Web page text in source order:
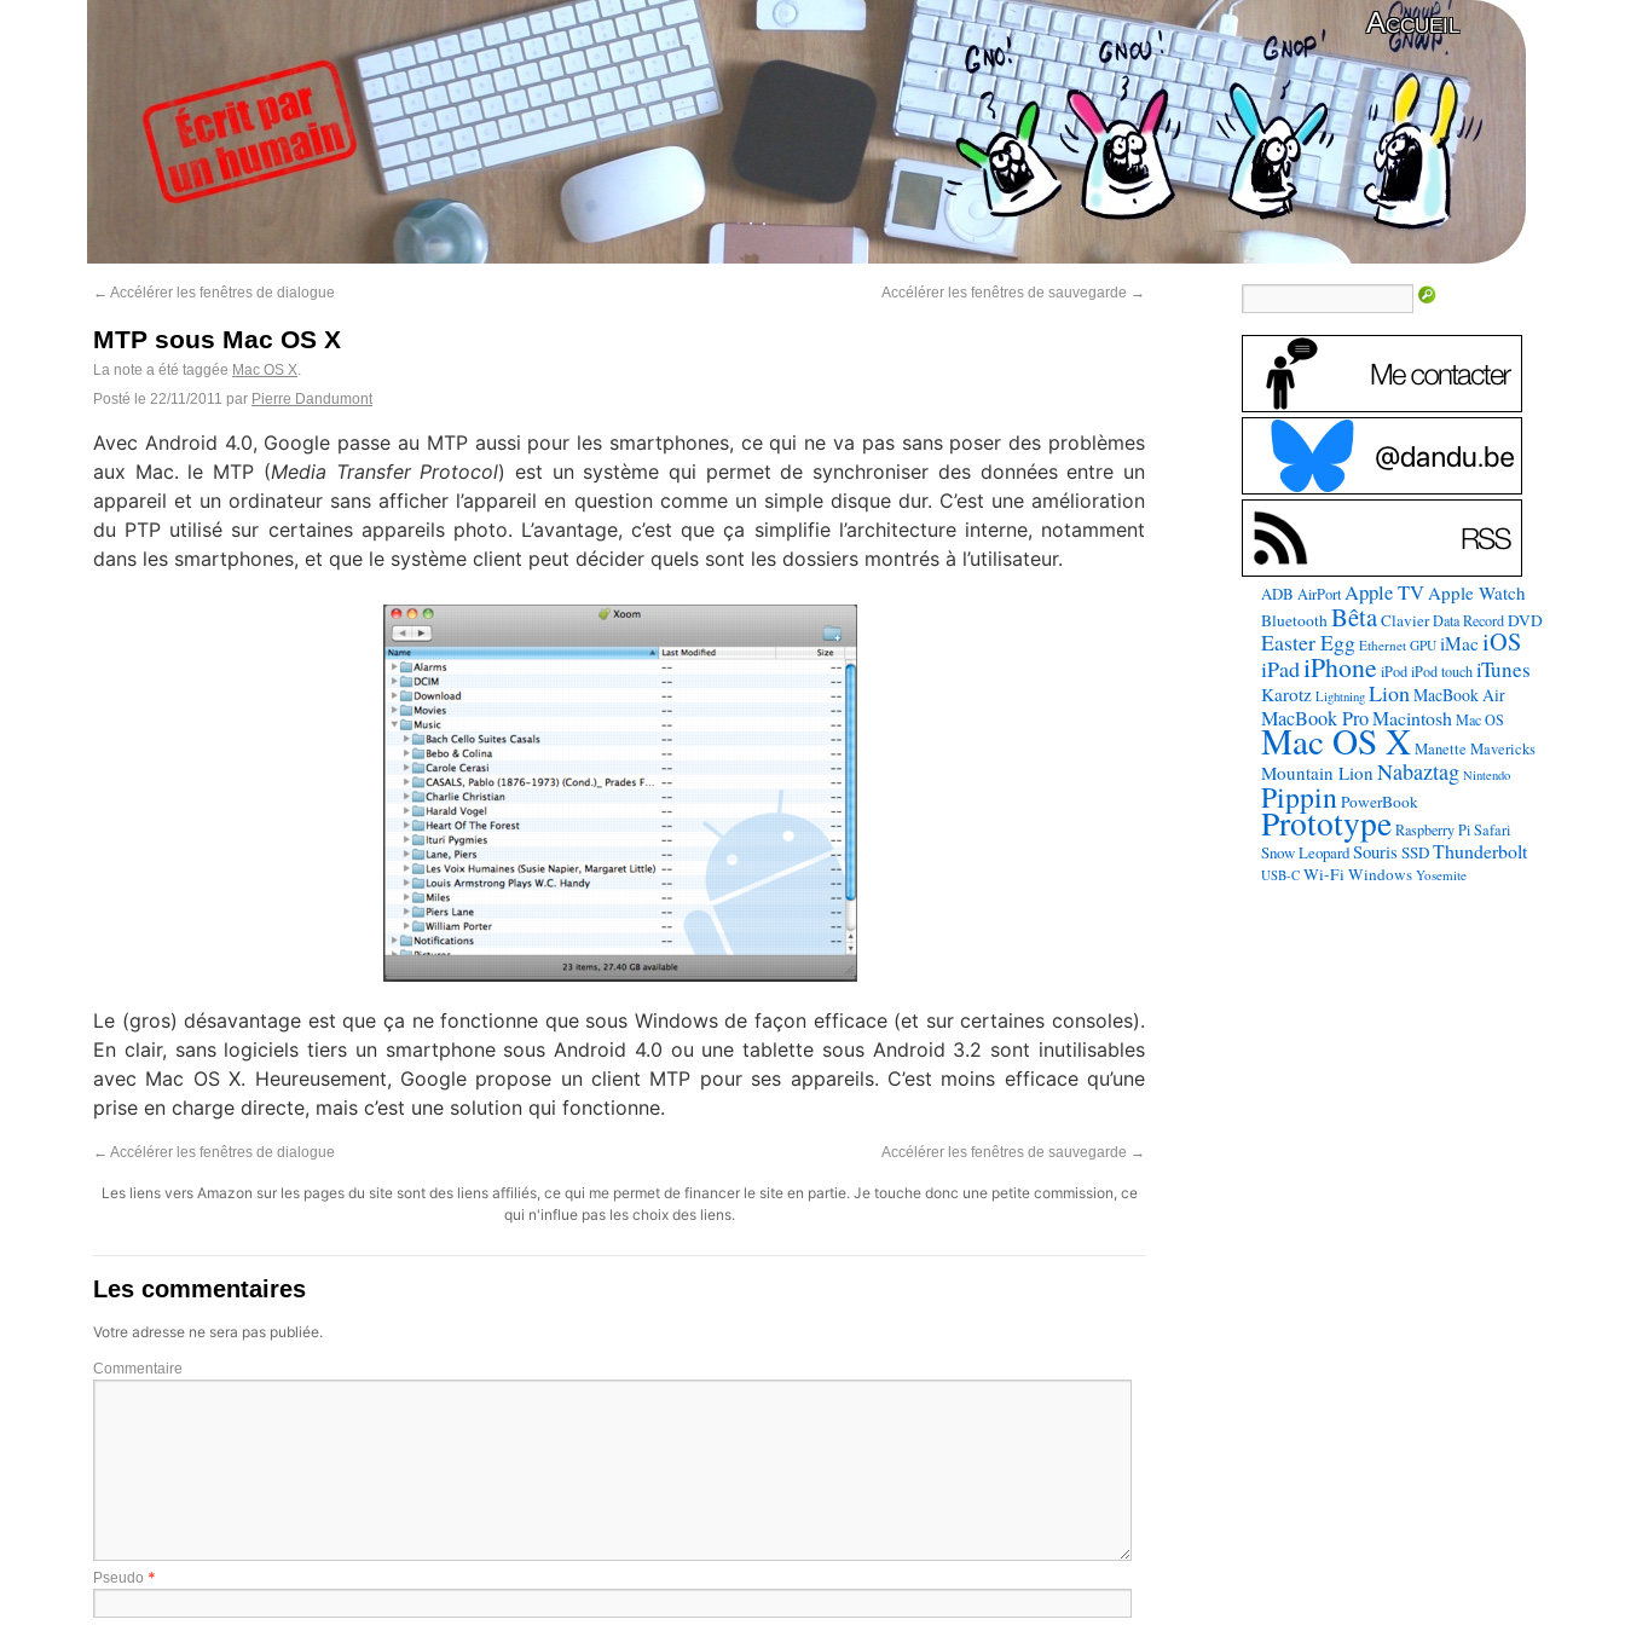
Accueil
← Accélérer les fenêtres de dialogue Accélérer les fenêtres de sauvegarde →
MTP sous Mac OS X
La note a été taggée Mac OS X.
Posté le 22/11/2011 par Pierre Dandumont
Avec Android 4.0, Google passe au MTP aussi pour les smartphones, ce qui ne va pas sans poser des problèmes
aux Mac. le MTP (Media Transfer Protocol) est un système qui permet de synchroniser des données entre un
appareil et un ordinateur sans afficher l’appareil en question comme un simple disque dur. C’est une amélioration
du PTP utilisé sur certaines appareils photo. L’avantage, c’est que ça simplifie l’architecture interne, notamment
dans les smartphones, et que le système client peut décider quels sont les dossiers montrés à l’utilisateur.
Le (gros) désavantage est que ça ne fonctionne que sous Windows de façon efficace (et sur certaines consoles).
En clair, sans logiciels tiers un smartphone sous Android 4.0 ou une tablette sous Android 3.2 sont inutilisables
avec Mac OS X. Heureusement, Google propose un client MTP pour ses appareils. C’est moins efficace qu’une
prise en charge directe, mais c’est une solution qui fonctionne.
← Accélérer les fenêtres de dialogue Accélérer les fenêtres de sauvegarde →
Les liens vers Amazon sur les pages du site sont des liens affiliés, ce qui me permet de financer le site en partie. Je touche donc une petite commission, ce
qui n'influe pas les choix des liens.
Les commentaires
Votre adresse ne sera pas publiée.
Commentaire
Pseudo *
ADB AirPort Apple TVApple Watch
BluetoothBêtaClavier Data Record DVD
Easter Egg Ethernet GPU iMaciOS
iPadiPhone iPod iPod touch iTunes
Karotz Lightning LionMacBook Air
MacBook ProMacintosh Mac OS
Mac OS X Manette Mavericks
Mountain Lion Nabaztag Nintendo
PippinPowerBook
Prototype Raspberry Pi Safari
Snow LeopardSouris SSDThunderbolt
USB-C Wi-FiWindows Yosemite